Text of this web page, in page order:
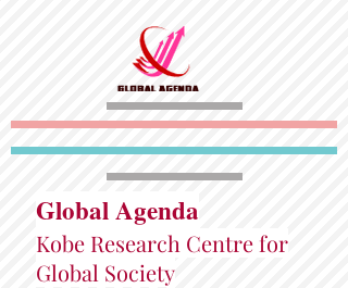
Global Agenda
Kobe Research Centre for
Global Society